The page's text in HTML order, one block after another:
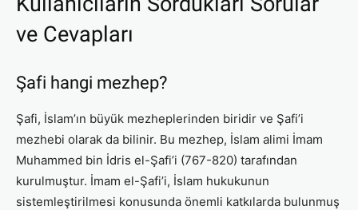
ve Cevapları
Şafi hangi mezhep?
Şafi, İslam’ın büyük mezheplerinden biridir ve Şafi’i
mezhebi olarak da bilinir. Bu mezhep, İslam alimi İmam
Muhammed bin İdris el-Şafi’i (767-820) tarafından
kurulmuştur. İmam el-Şafi’i, İslam hukukunun
sistemleştirilmesi konusunda önemli katkılarda bulunmuş